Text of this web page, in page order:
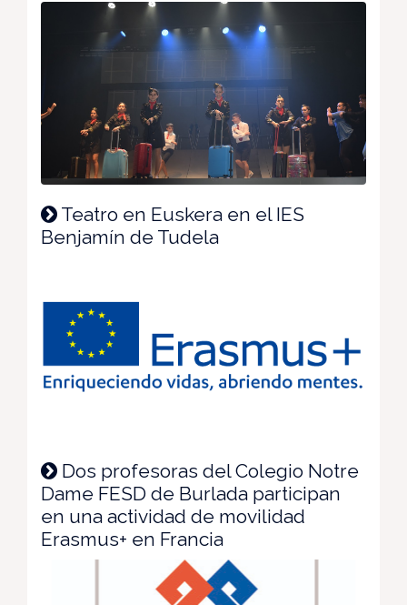
Teatro en Euskera en el IES
Benjamín de Tudela
Dos profesoras del Colegio Notre
Dame FESD de Burlada participan
en una actividad de movilidad
Erasmus+ en Francia